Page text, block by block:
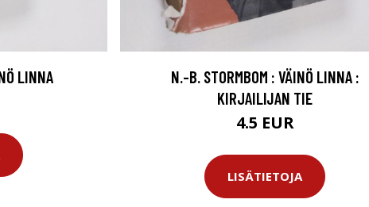
LINNA
N.-B. STORMBOM : VÄINÖ LINNA :
KIRJAILIJAN TIE
4.5 EUR
LISÄTIETOJA